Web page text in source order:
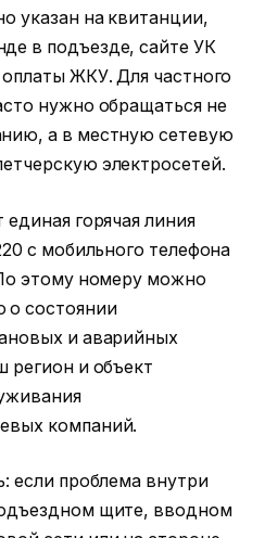
указан на квитанции,
в подъезде, сайте УК
ЖКУ. Для частного
нужно обращаться не
а в местную сетевую
электросетей.
единая горячая линия
с мобильного телефона
этому номеру можно
о состоянии
и аварийных
регион и объект
компаний.
если проблема внутри
щите, вводном